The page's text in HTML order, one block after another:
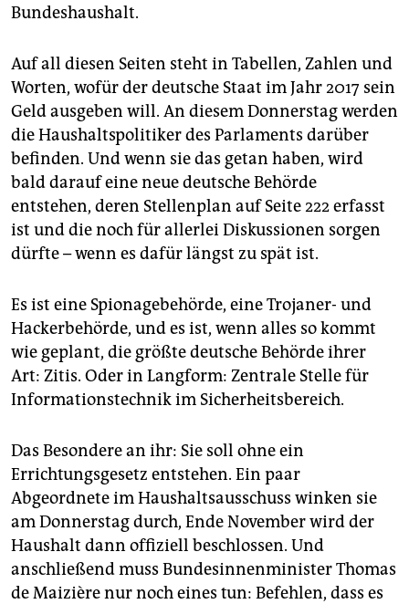
epaper login
Bundeshaushalt.
Auf all diesen Seiten steht in Tabellen, Zahlen und
Worten, wofür der deutsche Staat im Jahr 2017 sein
Geld ausgeben will. An diesem Donnerstag werden
die Haushaltspolitiker des Parlaments darüber
befinden. Und wenn sie das getan haben, wird
bald darauf eine neue deutsche Behörde
entstehen, deren Stellenplan auf Seite 222 erfasst
ist und die noch für allerlei Diskussionen sorgen
dürfte – wenn es dafür längst zu spät ist.
Es ist eine Spionagebehörde, eine Trojaner- und
Hackerbehörde, und es ist, wenn alles so kommt
wie geplant, die größte deutsche Behörde ihrer
Art: Zitis. Oder in Langform: Zentrale Stelle für
Informationstechnik im Sicherheitsbereich.
Das Besondere an ihr: Sie soll ohne ein
Errichtungsgesetz entstehen. Ein paar
Abgeordnete im Haushaltsausschuss winken sie
am Donnerstag durch, Ende November wird der
Haushalt dann offiziell beschlossen. Und
anschließend muss Bundesinnenminister Thomas
de Maizière nur noch eines tun: Befehlen, dass es